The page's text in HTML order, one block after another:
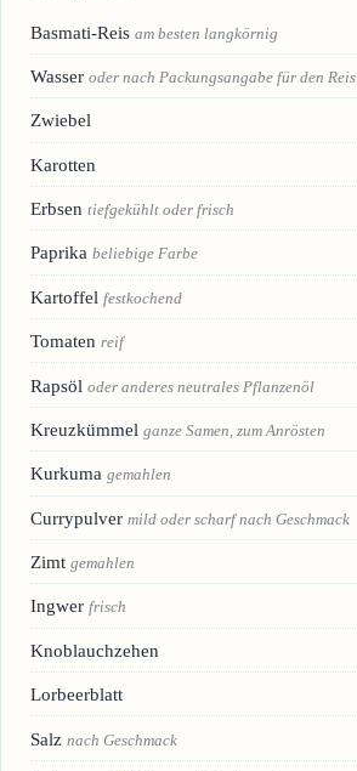
Basmati-Reis am besten langkörnig
Wasser oder nach Packungsangabe für den Reis
Zwiebel
Karotten
Erbsen tiefgekühlt oder frisch
Paprika beliebige Farbe
Kartoffel festkochend
Tomaten reif
Rapsöl oder anderes neutrales Pflanzenöl
Kreuzkümmel ganze Samen, zum Anrösten
Kurkuma gemahlen
Currypulver mild oder scharf nach Geschmack
Zimt gemahlen
Ingwer frisch
Knoblauchzehen
Lorbeerblatt
Salz nach Geschmack